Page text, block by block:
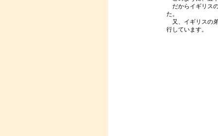
だからイギリス
た。
又、イギリスの
行しています。